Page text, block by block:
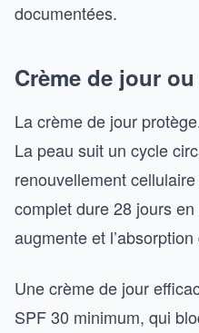
documentées.
Crème de jour
La crème de jour
La peau suit un cycle
renouvellement
complet dure 28 jours
augmente et
Une crème de jour
SPF 30 minimum, qui